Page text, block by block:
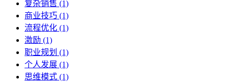
复杂销售 (1)
商业技巧 (1)
流程优化 (1)
激励 (1)
职业规划 (1)
个人发展 (1)
思维模式 (1)